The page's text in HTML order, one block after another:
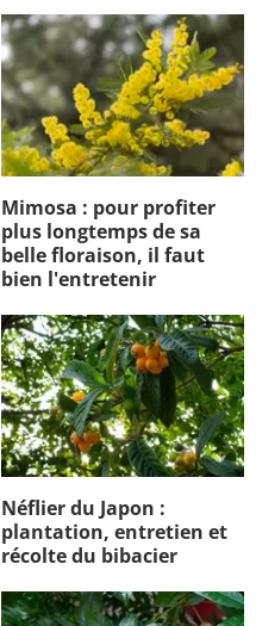
Mimosa : pour profiter
plus longtemps de sa
belle floraison, il faut
bien l'entretenir
Néflier du Japon :
plantation, entretien et
récolte du bibacier